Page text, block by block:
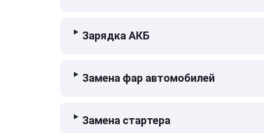
Зарядка АКБ
Замена фар автомобилей
Замена стартера